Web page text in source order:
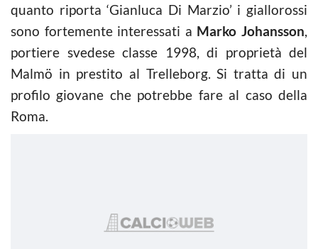
quanto riporta ‘Gianluca Di Marzio’ i giallorossi
sono fortemente interessati a Marko Johansson,
portiere svedese classe 1998, di proprietà del
Malmö in prestito al Trelleborg. Si tratta di un
profilo giovane che potrebbe fare al caso della
Roma.